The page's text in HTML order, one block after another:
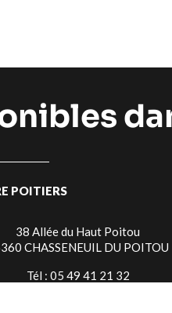
POITIERS
38 Allée du Haut Poitou
CHASSENEUIL DU POITOU
Tél : 05 49 41 21 32